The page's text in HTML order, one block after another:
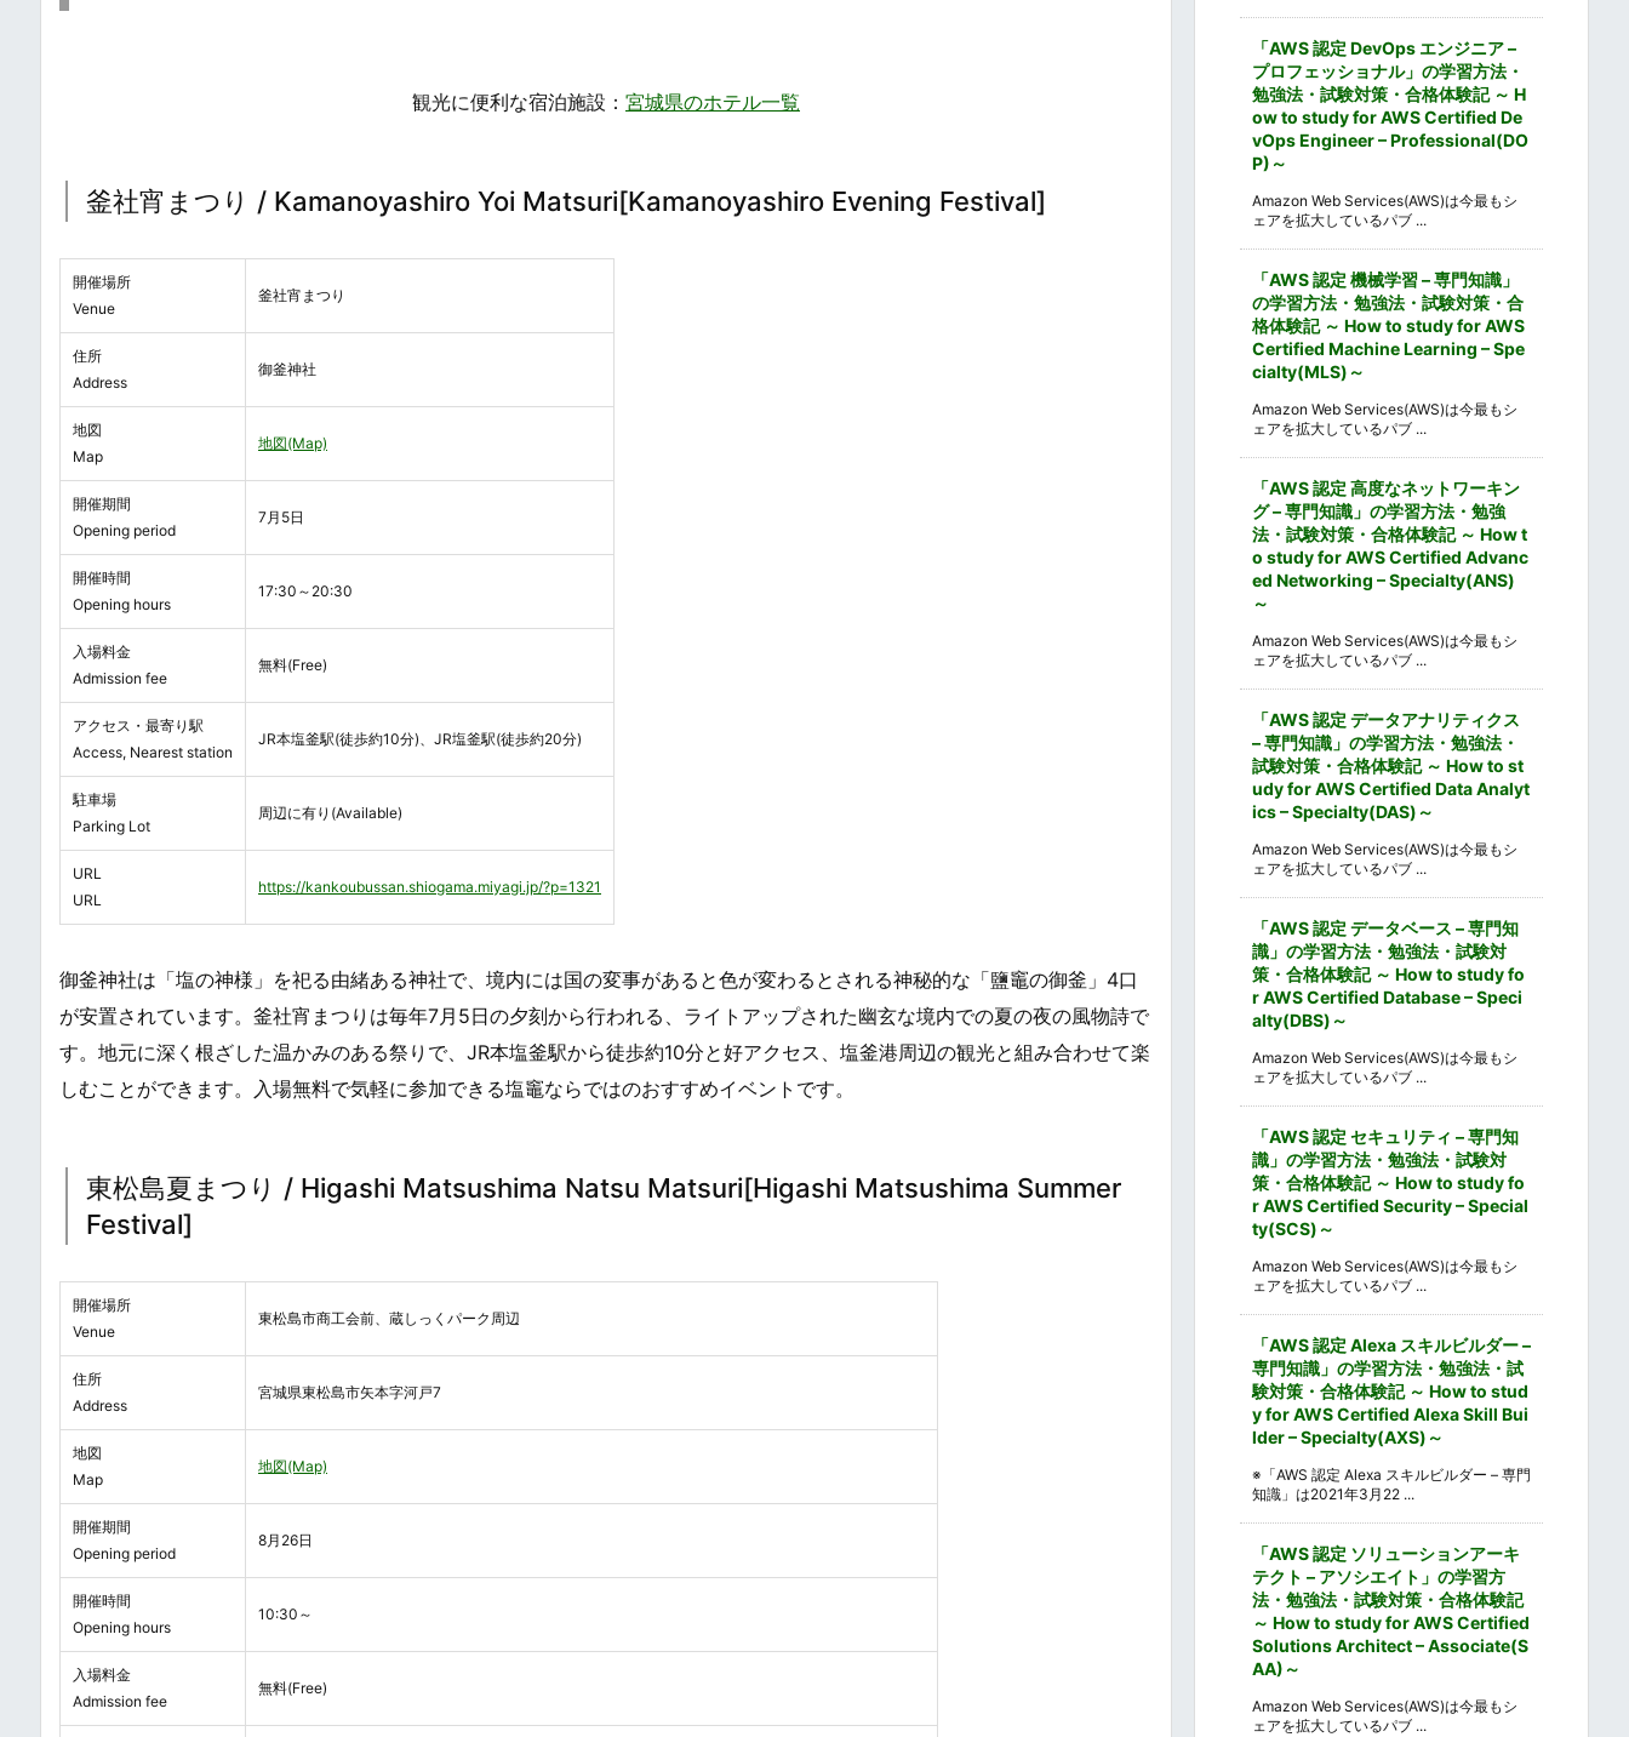
観光に便利な宿泊施設： 宮城県のホテル一覧
釜社宵まつり / Kamanoyashiro Yoi Matsuri[Kamanoyashiro Evening Festival]
開催場所
Venue
釜社宵まつり
住所
Address
御釜神社
地図
Map
地図(Map)
開催期間
Opening period
7月5日
開催時間
Opening hours
17:30～20:30
入場料金
Admission fee
無料(Free)
アクセス・最寄り駅
Access, Nearest station
JR本塩釜駅(徒歩約10分)、JR塩釜駅(徒歩約20分)
駐車場
Parking Lot
周辺に有り(Available)
URL
URL
https://kankoubussan.shiogama.miyagi.jp/?p=1321
御釜神社は「塩の神様」を祀る由緒ある神社で、境内には国の変事があると色が変わるとされる神秘的な「鹽竈の御釜」4口
が安置されています。釜社宵まつりは毎年7月5日の夕刻から行われる、ライトアップされた幽玄な境内での夏の夜の風物詩で
す。地元に深く根ざした温かみのある祭りで、JR本塩釜駅から徒歩約10分と好アクセス、塩釜港周辺の観光と組み合わせて楽
しむことができます。入場無料で気軽に参加できる塩竈ならではのおすすめイベントです。
東松島夏まつり / Higashi Matsushima Natsu Matsuri[Higashi Matsushima Summer
Festival]
開催場所
Venue
東松島市商工会前、蔵しっくパーク周辺
住所
Address
宮城県東松島市矢本字河戸7
地図
Map
地図(Map)
開催期間
Opening period
8月26日
開催時間
Opening hours
10:30～
入場料金
Admission fee
無料(Free)
「AWS 認定 DevOps エンジニア –
プロフェッショナル」の学習方法・
勉強法・試験対策・合格体験記 ～ H
ow to study for AWS Certified De
vOps Engineer – Professional(DO
P)～
Amazon Web Services(AWS)は今最もシ
ェアを拡大しているパブ ...
「AWS 認定 機械学習 – 専門知識」
の学習方法・勉強法・試験対策・合
格体験記 ～ How to study for AWS
Certified Machine Learning – Spe
cialty(MLS)～
Amazon Web Services(AWS)は今最もシ
ェアを拡大しているパブ ...
「AWS 認定 高度なネットワーキン
グ – 専門知識」の学習方法・勉強
法・試験対策・合格体験記 ～ How t
o study for AWS Certified Advanc
ed Networking – Specialty(ANS)
～
Amazon Web Services(AWS)は今最もシ
ェアを拡大しているパブ ...
「AWS 認定 データアナリティクス
– 専門知識」の学習方法・勉強法・
試験対策・合格体験記 ～ How to st
udy for AWS Certified Data Analyt
ics – Specialty(DAS)～
Amazon Web Services(AWS)は今最もシ
ェアを拡大しているパブ ...
「AWS 認定 データベース – 専門知
識」の学習方法・勉強法・試験対
策・合格体験記 ～ How to study fo
r AWS Certified Database – Speci
alty(DBS)～
Amazon Web Services(AWS)は今最もシ
ェアを拡大しているパブ ...
「AWS 認定 セキュリティ – 専門知
識」の学習方法・勉強法・試験対
策・合格体験記 ～ How to study fo
r AWS Certified Security – Special
ty(SCS)～
Amazon Web Services(AWS)は今最もシ
ェアを拡大しているパブ ...
「AWS 認定 Alexa スキルビルダー –
専門知識」の学習方法・勉強法・試
験対策・合格体験記 ～ How to stud
y for AWS Certified Alexa Skill Bui
lder – Specialty(AXS)～
※「AWS 認定 Alexa スキルビルダー – 専門
知識」は2021年3月22 ...
「AWS 認定 ソリューションアーキ
テクト – アソシエイト」の学習方
法・勉強法・試験対策・合格体験記
～ How to study for AWS Certified
Solutions Architect – Associate(S
AA)～
Amazon Web Services(AWS)は今最もシ
ェアを拡大しているパブ ...